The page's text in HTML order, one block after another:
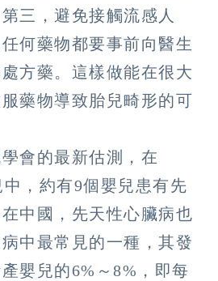
三，避免接觸流感人
何藥物都要事前向醫生
方藥。這樣做能在很大
藥物導致胎兒畸形的可
的最新估測，在
，約有9個嬰兒患有先
中國，先天性心臟病也
中最常見的一種，其發
嬰兒的6%～8%，即每